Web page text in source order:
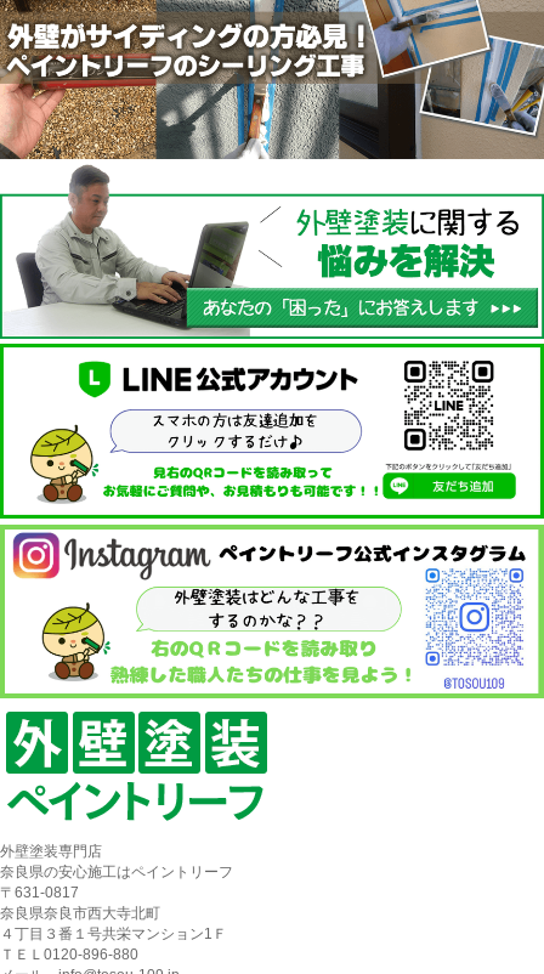
外壁塗装専門店
奈良県の安心施工はペイントリーフ
〒631-0817
奈良県奈良市西大寺北町
４丁目３番１号共栄マンション1Ｆ
ＴＥＬ0120-896-880